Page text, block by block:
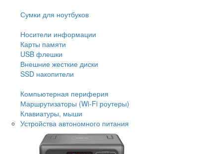
Сумки для ноутбуков
Носители информации
Карты памяти
USB флешки
Внешние жесткие диски
SSD накопители
Компьютерная периферия
Маршрутизаторы (Wi-Fi роутеры)
Клавиатуры, мыши
Устройства автономного питания